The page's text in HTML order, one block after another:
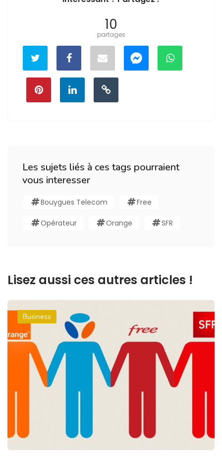
10
partages
Les sujets liés à ces tags pourraient
vous interesser
Bouygues Telecom Free
Opérateur Orange SFR
Lisez aussi ces autres articles !
Business